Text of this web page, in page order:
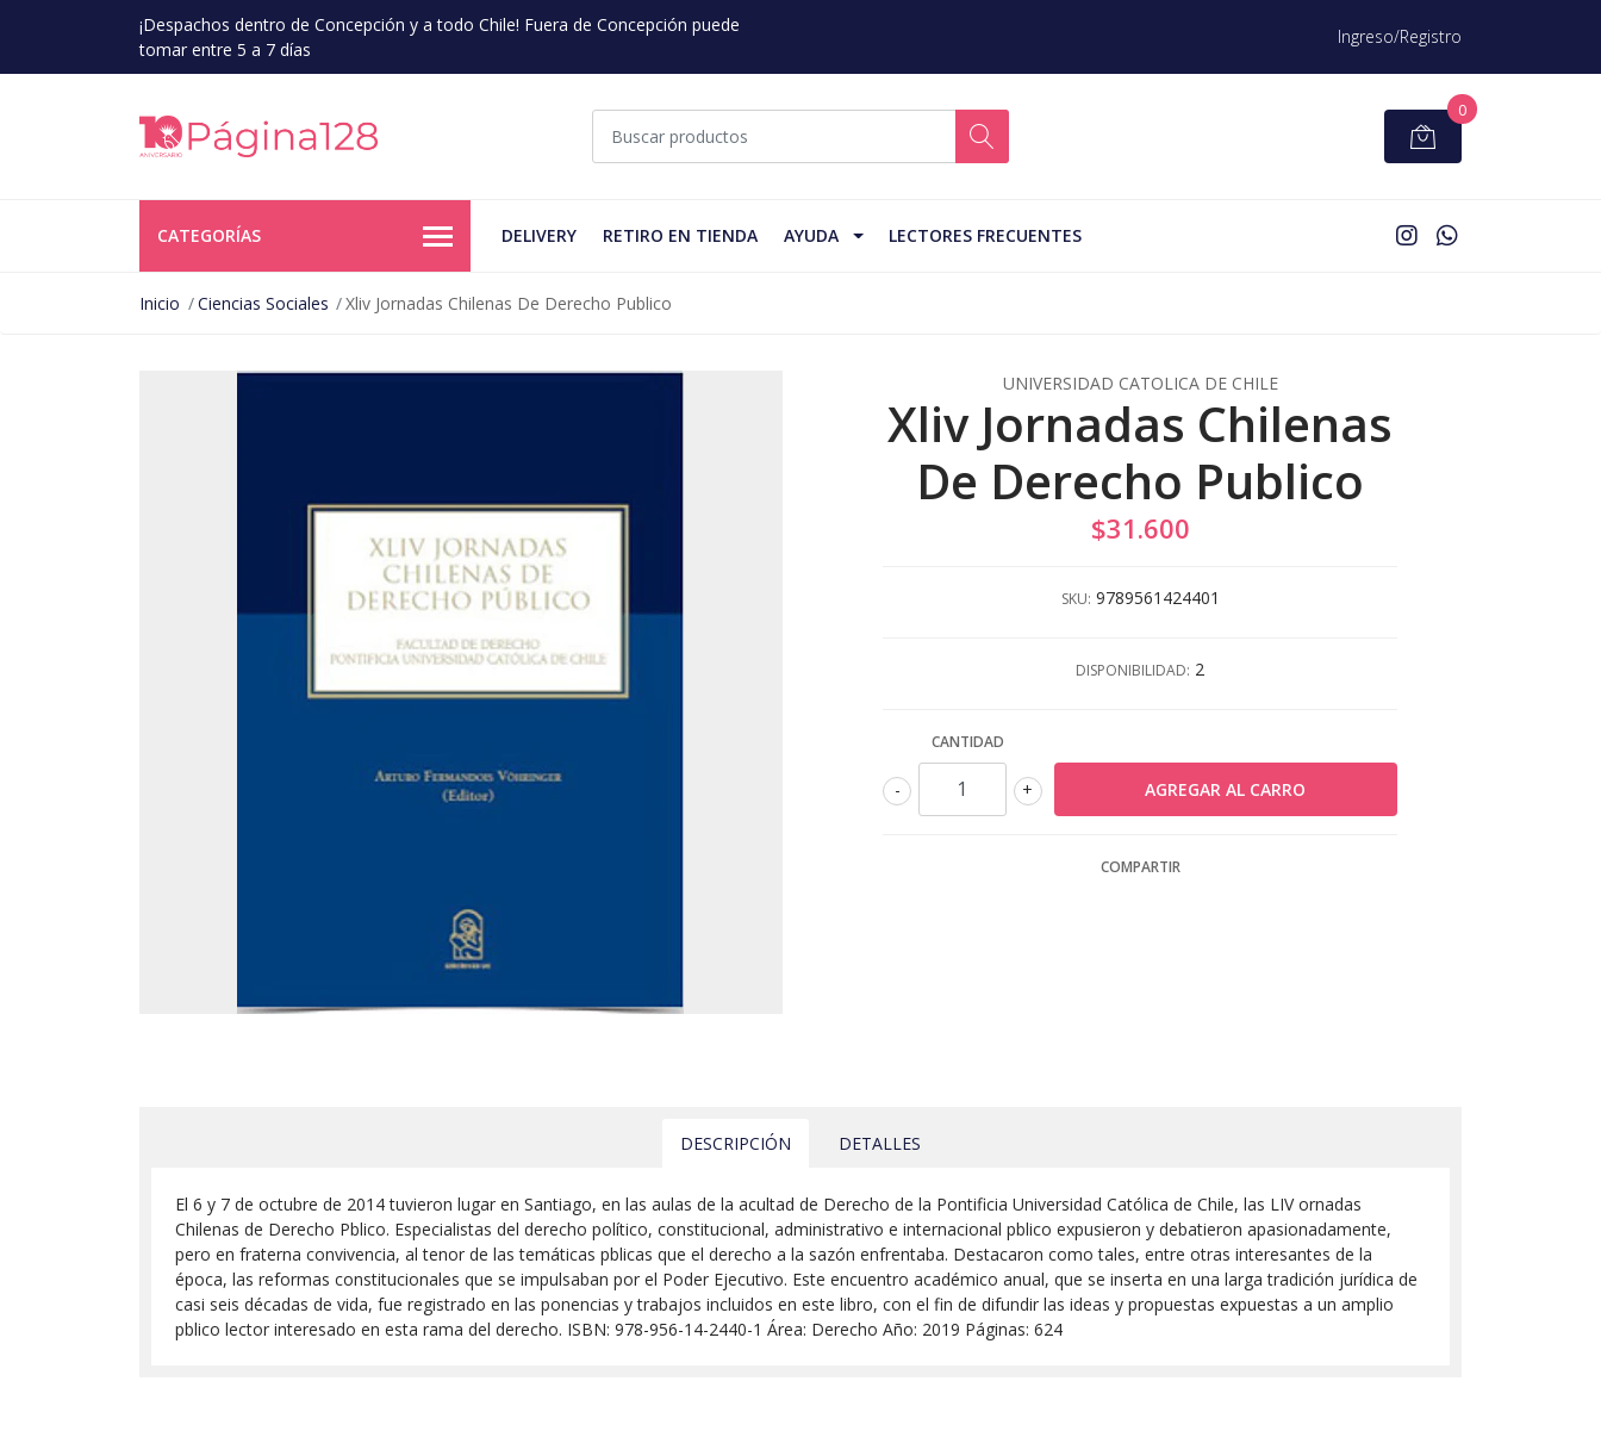
¡Despachos dentro de Concepción y a todo Chile! Fuera de Concepción puede
tomar entre 5 a 7 días
Ingreso/Registro
0
CATEGORÍAS DELIVERY RETIRO EN TIENDA AYUDA LECTORES FRECUENTES
Inicio Ciencias Sociales Xliv Jornadas Chilenas De Derecho Publico
UNIVERSIDAD CATOLICA DE CHILE
Xliv Jornadas Chilenas
De Derecho Publico
$31.600
SKU: 9789561424401
DISPONIBILIDAD: 2
CANTIDAD
+
-
COMPARTIR
DESCRIPCIÓN DETALLES
El 6 y 7 de octubre de 2014 tuvieron lugar en Santiago, en las aulas de la acultad de Derecho de la Pontificia Universidad Católica de Chile, las LIV ornadas
Chilenas de Derecho Pblico. Especialistas del derecho político, constitucional, administrativo e internacional pblico expusieron y debatieron apasionadamente,
pero en fraterna convivencia, al tenor de las temáticas pblicas que el derecho a la sazón enfrentaba. Destacaron como tales, entre otras interesantes de la
época, las reformas constitucionales que se impulsaban por el Poder Ejecutivo. Este encuentro académico anual, que se inserta en una larga tradición jurídica de
casi seis décadas de vida, fue registrado en las ponencias y trabajos incluidos en este libro, con el fin de difundir las ideas y propuestas expuestas a un amplio
pblico lector interesado en esta rama del derecho. ISBN: 978-956-14-2440-1 Área: Derecho Año: 2019 Páginas: 624